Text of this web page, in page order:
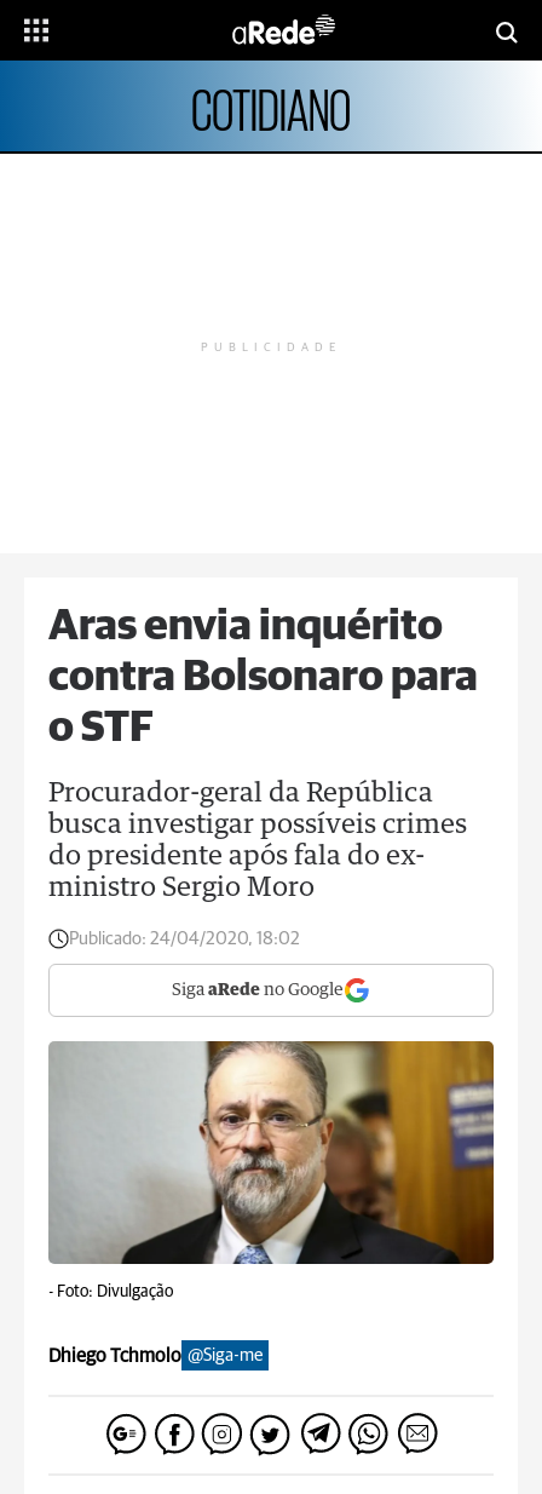
COTIDIANO
PUBLICIDADE
Aras envia inquérito
contra Bolsonaro para
o STF
Procurador-geral da República
busca investigar possíveis crimes
do presidente após fala do ex-
ministro Sergio Moro
Publicado: 24/04/2020, 18:02
Siga aRede no Google
- Foto: Divulgação
Dhiego Tchmolo @Siga-me